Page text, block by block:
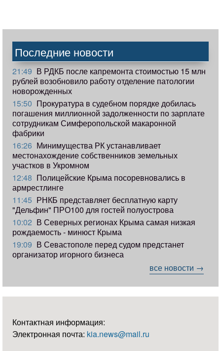
Последние новости
21:49 В РДКБ после капремонта стоимостью 15 млн
рублей возобновило работу отделение патологии
новорожденных
15:50 Прокуратура в судебном порядке добилась
погашения миллионной задолженности по зарплате
сотрудникам Симферопольской макаронной
фабрики
16:26 Минимущества РК устанавливает
местонахождение собственников земельных
участков в Укромном
12:48 Полицейские Крыма посоревновались в
армрестлинге
11:45 РНКБ представляет бесплатную карту
"Дельфин" ПРО100 для гостей полуострова
10:02 В Северных регионах Крыма самая низкая
рождаемость - минюст Крыма
19:09 В Севастополе перед судом предстанет
организатор игорного бизнеса
все новости →
Контактная информация:
Электронная почта: kia.news@mail.ru